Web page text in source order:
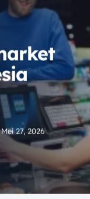
Mei 27, 2026